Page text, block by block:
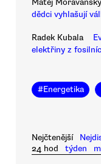
Matěj Moravanský
dědci vyhlašují
Radek Kubala
elektřiny z
#Energetika
Nejčtenější
24 hod
týden